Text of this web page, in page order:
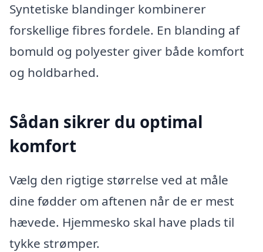
Syntetiske blandinger kombinerer
forskellige fibres fordele. En blanding af
bomuld og polyester giver både komfort
og holdbarhed.
Sådan sikrer du optimal
komfort
Vælg den rigtige størrelse ved at måle
dine fødder om aftenen når de er mest
hævede. Hjemmesko skal have plads til
tykke strømper.